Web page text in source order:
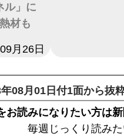
ル」に
材も
月26日
08月01日付1面から抜
お読みになりたい方は
毎週じっくり読みた